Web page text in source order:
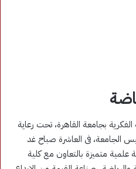
بجامعة القاهرة، تحت رعاية
الجامعة، فى العاشرة صباح غد
احتفالية علمية متميزة بالتعاون مع كلية